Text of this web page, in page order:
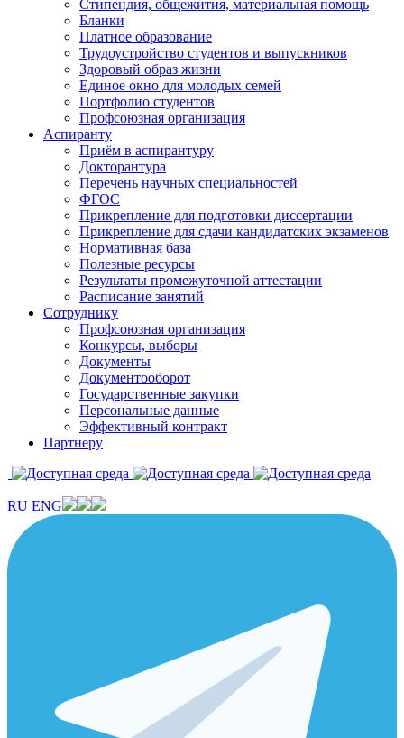
Стипендия, общежития, материальная помощь
Бланки
Платное образование
Трудоустройство студентов и выпускников
Здоровый образ жизни
Единое окно для молодых семей
Портфолио студентов
Профсоюзная организация
Аспиранту
Приём в аспирантуру
Докторантура
Перечень научных специальностей
ФГОС
Прикрепление для подготовки диссертации
Прикрепление для сдачи кандидатских экзаменов
Нормативная база
Полезные ресурсы
Результаты промежуточной аттестации
Расписание занятий
Сотруднику
Профсоюзная организация
Конкурсы, выборы
Документы
Документооборот
Государственные закупки
Персональные данные
Эффективный контракт
Партнеру
RU ENG